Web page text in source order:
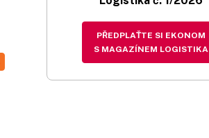
PŘEDPLAŤTE SI EKONOM
S MAGAZÍNEM LOGISTIKA